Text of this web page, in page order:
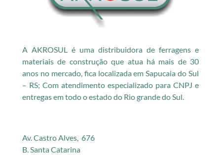
A AKROSUL é uma distribuidora de ferragens e
materiais de construção que atua há mais de 30
anos no mercado, fica localizada em Sapucaia do Sul
– RS; Com atendimento especializado para CNPJ e
entregas em todo o estado do Rio grande do Sul.
Av. Castro Alves, 676
B. Santa Catarina